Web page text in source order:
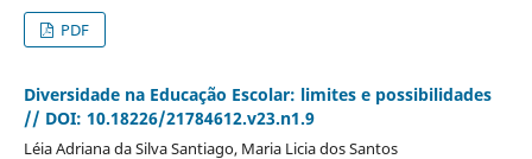
PDF
Diversidade na Educação Escolar: limites e possibilidades
// DOI: 10.18226/21784612.v23.n1.9
Léia Adriana da Silva Santiago, Maria Licia dos Santos